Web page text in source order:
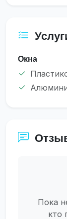
Окна
Пока
кто